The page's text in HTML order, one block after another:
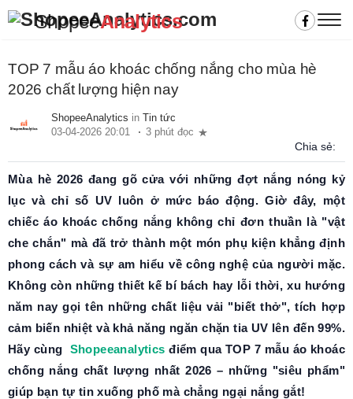
ShopeeAnalytics
TOP 7 mẫu áo khoác chống nắng cho mùa hè
2026 chất lượng hiện nay
ShopeeAnalytics in Tin tức
03-04-2026 20:01
3 phút đọc
Chia sẻ:
Mùa hè 2026 đang gõ cửa với những đợt nắng nóng kỷ
lục và chỉ số UV luôn ở mức báo động. Giờ đây, một
chiếc áo khoác chống nắng không chỉ đơn thuần là "vật
che chắn" mà đã trở thành một món phụ kiện khẳng định
phong cách và sự am hiểu về công nghệ của người mặc.
Không còn những thiết kế bí bách hay lỗi thời, xu hướng
năm nay gọi tên những chất liệu vải "biết thở", tích hợp
cảm biến nhiệt và khả năng ngăn chặn tia UV lên đến 99%.
Hãy cùng Shopeeanalytics điểm qua TOP 7 mẫu áo khoác
chống nắng chất lượng nhất 2026 – những "siêu phẩm"
giúp bạn tự tin xuống phố mà chẳng ngại nắng gắt!